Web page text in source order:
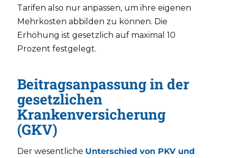
Tarifen also nur anpassen, um ihre eigenen
Mehrkosten abbilden zu können. Die
Erhöhung ist gesetzlich auf maximal 10
Prozent festgelegt.
Beitragsanpassung in der
gesetzlichen
Krankenversicherung
(GKV)
Der wesentliche Unterschied von PKV und